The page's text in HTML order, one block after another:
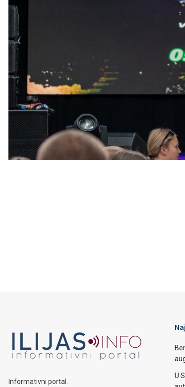
Informativni portal.
U